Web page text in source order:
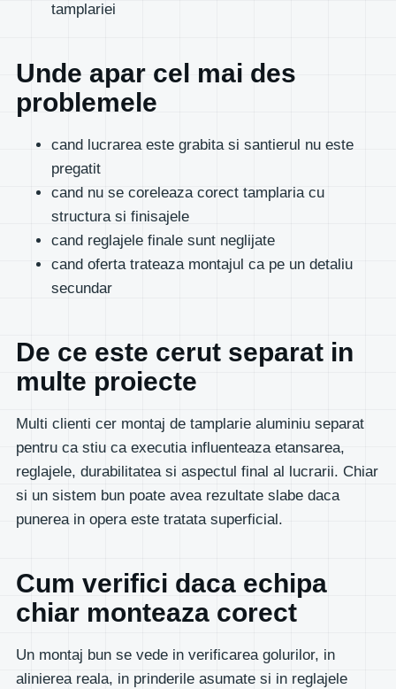
tamplariei
Unde apar cel mai des
problemele
cand lucrarea este grabita si santierul nu este
pregatit
cand nu se coreleaza corect tamplaria cu
structura si finisajele
cand reglajele finale sunt neglijate
cand oferta trateaza montajul ca pe un detaliu
secundar
De ce este cerut separat in
multe proiecte
Multi clienti cer montaj de tamplarie aluminiu separat
pentru ca stiu ca executia influenteaza etansarea,
reglajele, durabilitatea si aspectul final al lucrarii. Chiar
si un sistem bun poate avea rezultate slabe daca
punerea in opera este tratata superficial.
Cum verifici daca echipa
chiar monteaza corect
Un montaj bun se vede in verificarea golurilor, in
alinierea reala, in prinderile asumate si in reglajele